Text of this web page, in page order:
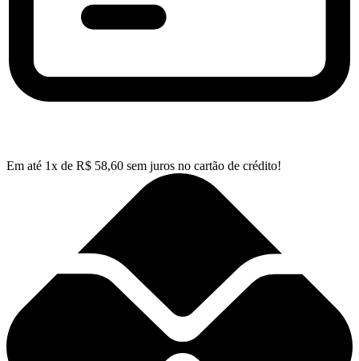
Em até 1x de R$ 58,60 sem juros no cartão de crédito!